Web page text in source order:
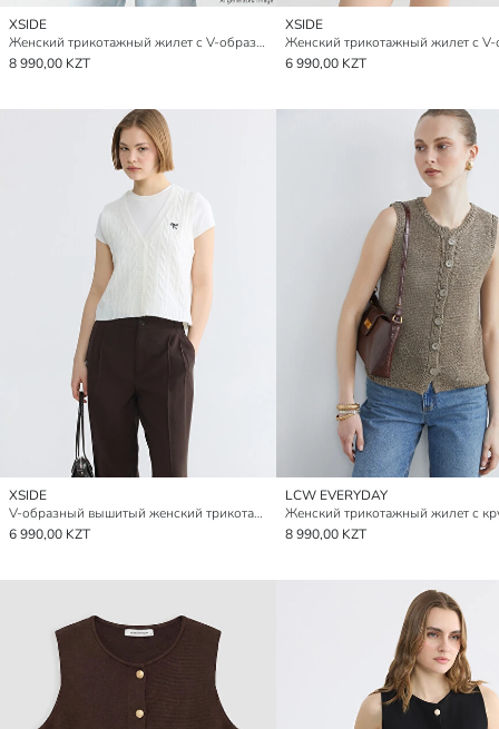
XSIDE
Женский трикотажный жилет с V-образным вырезом
8 990,00 KZT
XSIDE
6 990,00 KZT
XSIDE
V-образный вышитый женский трикотажный жилет
6 990,00 KZT
LCW EVERYDAY
8 990,00 KZT